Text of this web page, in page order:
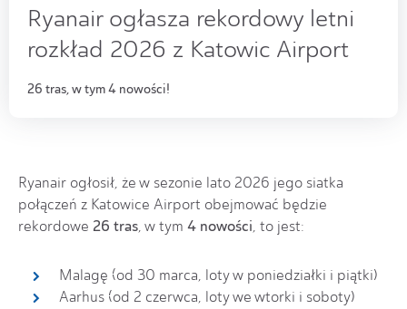
Ryanair ogłasza rekordowy letni
rozkład 2026 z Katowic Airport
26 tras, w tym 4 nowości!
Ryanair ogłosił, że w sezonie lato 2026 jego siatka
połączeń z Katowice Airport obejmować będzie
rekordowe 26 tras, w tym 4 nowości, to jest:
Malagę (od 30 marca, loty w poniedziałki i piątki)
Aarhus (od 2 czerwca, loty we wtorki i soboty)